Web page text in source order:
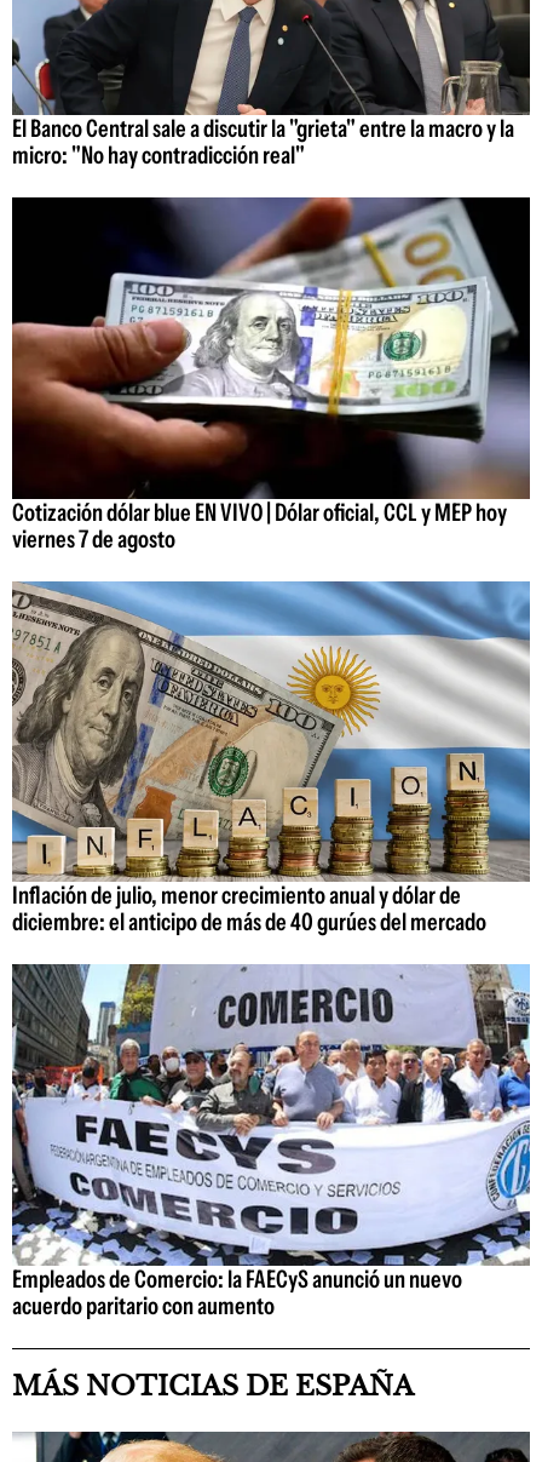
El Banco Central sale a discutir la "grieta" entre la macro y la
micro: "No hay contradicción real"
Cotización dólar blue EN VIVO | Dólar oficial, CCL y MEP hoy
viernes 7 de agosto
Inflación de julio, menor crecimiento anual y dólar de
diciembre: el anticipo de más de 40 gurúes del mercado
Empleados de Comercio: la FAECyS anunció un nuevo
acuerdo paritario con aumento
MÁS NOTICIAS DE ESPAÑA